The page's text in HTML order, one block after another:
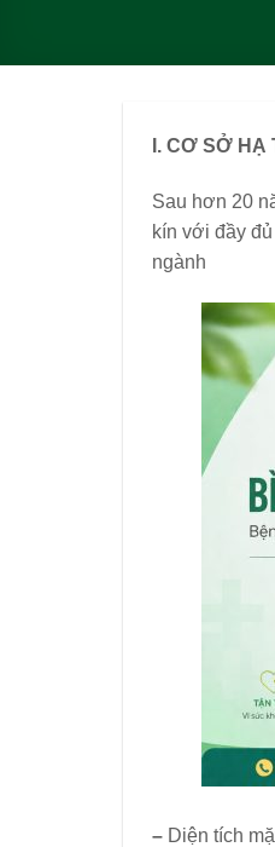
I. CƠ SỞ HẠ
Sau hơn 20
kín với đầy
ngành
– Diện tích